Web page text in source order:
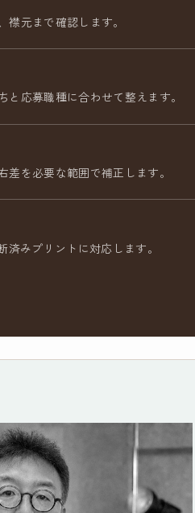
元まで確認します。
と応募職種に合わせて整えます。
差を必要な範囲で補正します。
済みプリントに対応します。